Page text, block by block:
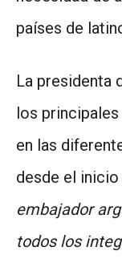
países de
La presidenta
los
en las
desde el inicio
embajador
todos los